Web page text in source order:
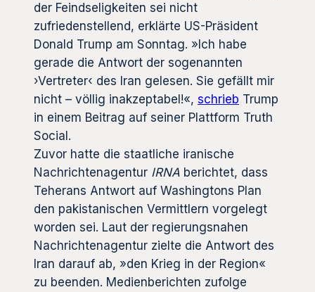
der Feindseligkeiten sei nicht
zufriedenstellend, erklärte US-Präsident
Donald Trump am Sonntag. »Ich habe
gerade die Antwort der sogenannten
›Vertreter‹ des Iran gelesen. Sie gefällt mir
nicht – völlig inakzeptabel!«, schrieb Trump
in einem Beitrag auf seiner Plattform Truth
Social.
Zuvor hatte die staatliche iranische
Nachrichtenagentur IRNA berichtet, dass
Teherans Antwort auf Washingtons Plan
den pakistanischen Vermittlern vorgelegt
worden sei. Laut der regierungsnahen
Nachrichtenagentur zielte die Antwort des
Iran darauf ab, »den Krieg in der Region«
zu beenden. Medienberichten zufolge